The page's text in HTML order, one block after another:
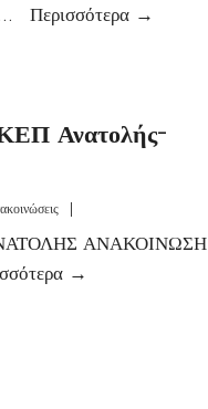
Περισσότερα →
ΚΕΠ Ανατολής-
|
ΑΝΑΚΟΙΝΩΣΗ
→